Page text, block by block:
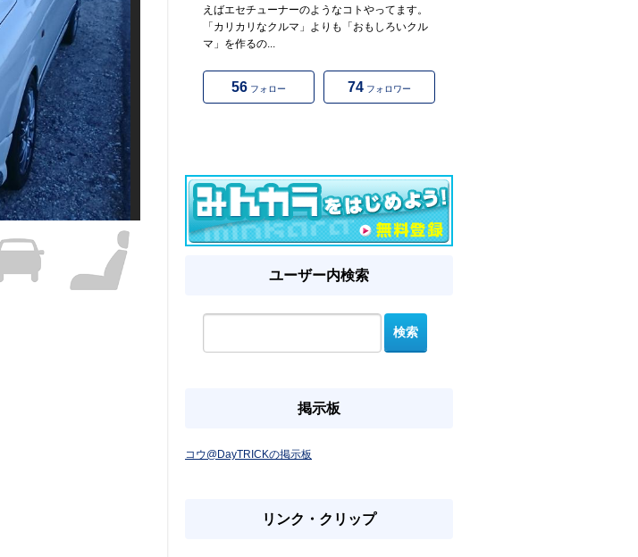
えばエセチューナーのようなコトやってます。
「カリカリなクルマ」よりも「おもしろいクル
マ」を作るの...
56 フォロー 74 フォロワー
ユーザー内検索
掲示板
コウ@DayTRICKの掲示板
リンク・クリップ